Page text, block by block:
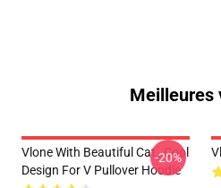
Meilleures
Vlone With Beautiful Cat , Cool
Design For V Pullover Hoodie
-20%